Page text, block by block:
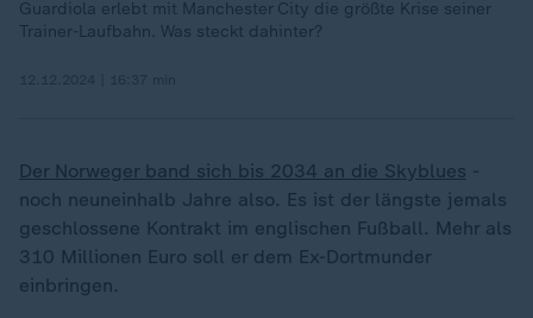
Guardiola erlebt mit Manchester City die größte Krise seiner
Trainer-Laufbahn. Was steckt dahinter?
Der Norweger band sich bis 2034 an die Skyblues -
noch neuneinhalb Jahre also. Es ist der längste jemals
geschlossene Kontrakt im englischen Fußball. Mehr als
310 Millionen Euro soll er dem Ex-Dortmunder
einbringen.